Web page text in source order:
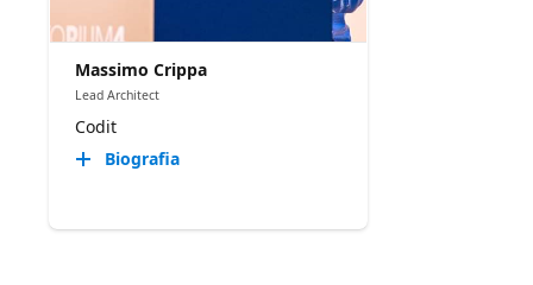
Massimo Crippa
Lead Architect
Codit
Biografia